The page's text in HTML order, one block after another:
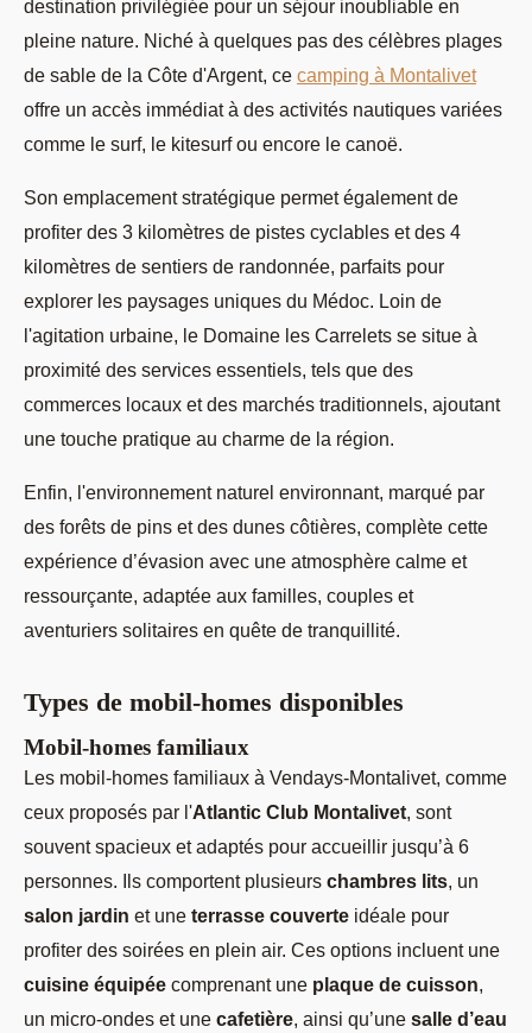
destination privilégiée pour un séjour inoubliable en
pleine nature. Niché à quelques pas des célèbres plages
de sable de la Côte d'Argent, ce camping à Montalivet
offre un accès immédiat à des activités nautiques variées
comme le surf, le kitesurf ou encore le canoë.
Son emplacement stratégique permet également de
profiter des 3 kilomètres de pistes cyclables et des 4
kilomètres de sentiers de randonnée, parfaits pour
explorer les paysages uniques du Médoc. Loin de
l'agitation urbaine, le Domaine les Carrelets se situe à
proximité des services essentiels, tels que des
commerces locaux et des marchés traditionnels, ajoutant
une touche pratique au charme de la région.
Enfin, l'environnement naturel environnant, marqué par
des forêts de pins et des dunes côtières, complète cette
expérience d’évasion avec une atmosphère calme et
ressourçante, adaptée aux familles, couples et
aventuriers solitaires en quête de tranquillité.
Types de mobil-homes disponibles
Mobil-homes familiaux
Les mobil-homes familiaux à Vendays-Montalivet, comme
ceux proposés par l'Atlantic Club Montalivet, sont
souvent spacieux et adaptés pour accueillir jusqu’à 6
personnes. Ils comportent plusieurs chambres lits, un
salon jardin et une terrasse couverte idéale pour
profiter des soirées en plein air. Ces options incluent une
cuisine équipée comprenant une plaque de cuisson,
un micro-ondes et une cafetière, ainsi qu’une salle d’eau